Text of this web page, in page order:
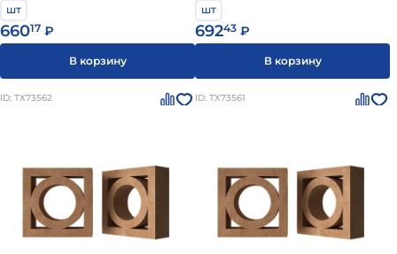
шт
66017 ₽
В корзину
шт
69243 ₽
В корзину
ID: ТХ73562 ID: ТХ73561